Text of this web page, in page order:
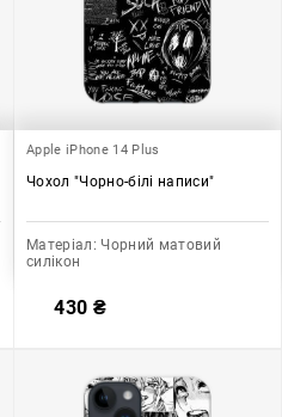
Apple iPhone 14 Plus
Чохол "Чорно-білі написи"
Матеріал: Чорний матовий
силікон
430 ₴